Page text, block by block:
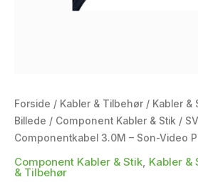
Forside / Kabler & Tilbehør / Kabler &
Billede / Component Kabler & Stik /
Componentkabel 3.0M – Son-Video
Component Kabler & Stik Kabler &
& Tilbehør